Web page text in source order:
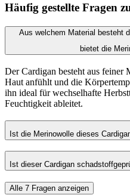
Häufig gestellte Fragen
Aus welchem Material besteht
bietet die
Der Cardigan besteht aus
Haut anfühlt und die
ihn ideal für wechselhafte
Feuchtigkeit ableitet.
Ist die Merinowolle dieses
Ist dieser Cardigan
Alle 7 Fragen anzeigen